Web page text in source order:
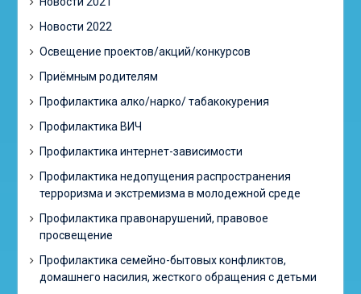
Новости 2022
Освещение проектов/акций/конкурсов
Приёмным родителям
Профилактика алко/нарко/ табакокурения
Профилактика ВИЧ
Профилактика интернет-зависимости
Профилактика недопущения распространения
терроризма и экстремизма в молодежной среде
Профилактика правонарушений, правовое
просвещение
Профилактика семейно-бытовых конфликтов,
домашнего насилия, жесткого обращения с детьми